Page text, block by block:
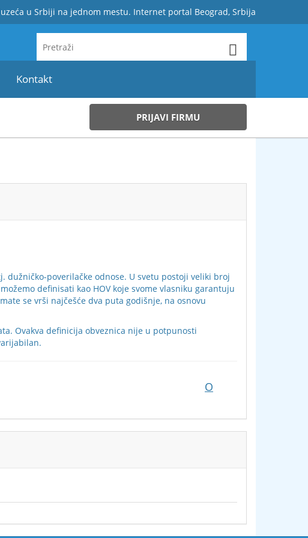
u Srbiji na jednom mestu. Internet portal Beograd, Srbija
Kontakt
PRIJAVI FIRMU
dužničko-poverilačke odnose. U svetu postoji veliki broj
definisati kao HOV koje svome vlasniku garantuju
se vrši najčešće dva puta godišnje, na osnovu
Ovakva definicija obveznica nije u potpunosti
O